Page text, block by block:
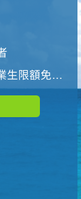
額免費參加